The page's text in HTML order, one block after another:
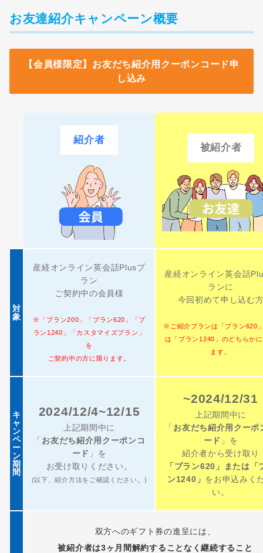
お友達紹介キャンペーン概要
【会員様限定】お友だち紹介用クーポンコード申
し込み
紹介者
被紹介者
対
象
産経オンライン英会話Plusプ
ラン
ご契約中の会員様
※「プラン200」「プラン620」「プ
ラン1240」「カスタマイズプラン」
を
ご契約中の方に限ります。
産経オンライン英会話
ランに
今回初めて申し込む
※ご紹介プランは「プラン620
は「プラン1240」のどちらか
ます。
キ
ャ
ン
ペ
ー
ン
期
間
2024/12/4~12/15
上記期間中に
「 お友だち紹介用クーポンコ
ード 」を
お受け取りください。
(以下、紹介方法をご確認ください。)
~2024/12/31
上記期間中に
「 お友だち紹介用クーポ
ード 」を
紹介者から受け取り
「プラン620」または「
ン1240」 をお申込みく
い。
双方へのギフト券の進呈には、
被紹介者は3ヶ月間解約することなく継続すること